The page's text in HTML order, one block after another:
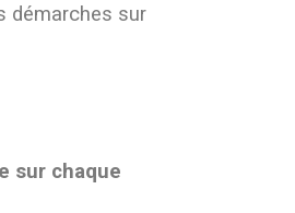
démarches sur
sur chaque